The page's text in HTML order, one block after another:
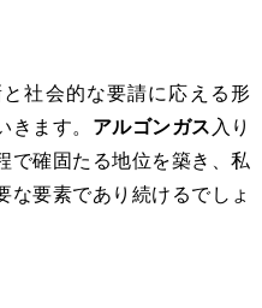
社会的な要請に応える形
ます。 アルゴンガス 入り
で確固たる地位を築き、私
な要素であり続けるでしょ